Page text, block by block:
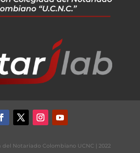
Notariado Colombiano UCNC | 2022